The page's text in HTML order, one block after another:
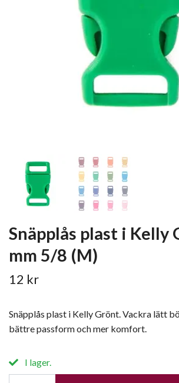
Snäpplås plast i Kelly
mm 5/8 (M)
12 kr
Snäpplås plast i Kelly Grönt. Vackra lätt
bättre passform och mer komfort.
I lager.